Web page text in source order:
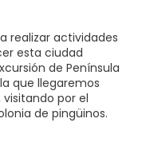
realizar actividades
esta ciudad
de Península
que llegaremos
visitando por el
de pingüinos.